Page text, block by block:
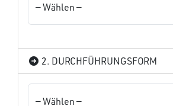
2. DURCHFÜHRUNGSFORM